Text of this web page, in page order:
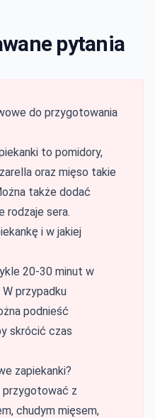
pytania
do przygotowania
to pomidory,
oraz mięso takie
także dodać
rodzaje sera.
i w jakiej
20-30 minut w
przypadku
podnieść
skrócić czas
zapiekanki?
przygotować z
chudym mięsem,